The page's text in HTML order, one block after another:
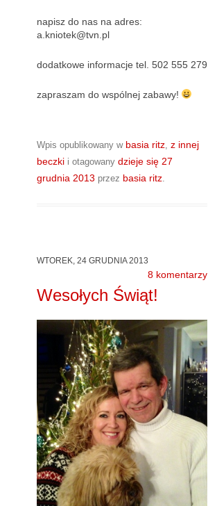
napisz do nas na adres:
a.kniotek@tvn.pl
dodatkowe informacje tel. 502 555 279
zapraszam do wspólnej zabawy!
Wpis opublikowany w basia ritz, z innej
beczkii otagowany dzieje się 27
grudnia 2013 przez basia ritz.
WTOREK, 24 GRUDNIA 2013
8 komentarzy
Wesołych Świąt!